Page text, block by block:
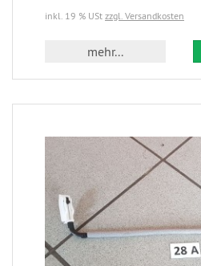
inkl. 19 % USt zzgl. Versandkosten
mehr...